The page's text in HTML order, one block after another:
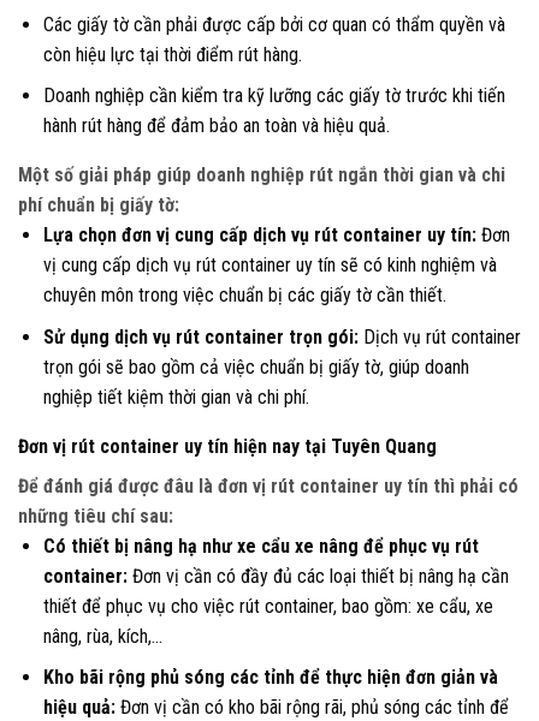
Các giấy tờ cần phải được cấp bởi cơ quan có thẩm quyền và
còn hiệu lực tại thời điểm rút hàng.
Doanh nghiệp cần kiểm tra kỹ lưỡng các giấy tờ trước khi tiến
hành rút hàng để đảm bảo an toàn và hiệu quả.
Một số giải pháp giúp doanh nghiệp rút ngắn thời gian và chi
phí chuẩn bị giấy tờ:
Lựa chọn đơn vị cung cấp dịch vụ rút container uy tín:Đơn
vị cung cấp dịch vụ rút container uy tín sẽ có kinh nghiệm và
chuyên môn trong việc chuẩn bị các giấy tờ cần thiết.
Sử dụng dịch vụ rút container trọn gói:Dịch vụ rút container
trọn gói sẽ bao gồm cả việc chuẩn bị giấy tờ, giúp doanh
nghiệp tiết kiệm thời gian và chi phí.
Đơn vị rút container uy tín hiện nay tại Tuyên Quang
Để đánh giá được đâu là đơn vị rút container uy tín thì phải có
những tiêu chí sau:
Có thiết bị nâng hạ như xe cẩu xe nâng để phục vụ rút
container:Đơn vị cần có đầy đủ các loại thiết bị nâng hạ cần
thiết để phục vụ cho việc rút container, bao gồm: xe cẩu, xe
nâng, rùa, kích,…
Kho bãi rộng phủ sóng các tỉnh để thực hiện đơn giản và
hiệu quả:Đơn vị cần có kho bãi rộng rãi, phủ sóng các tỉnh để